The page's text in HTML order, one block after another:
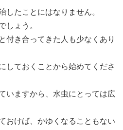
したことにはなりません。
しょう。
付き合ってきた人も少なくあり
しておくことから始めてくださ
いますから、水虫にとっては広
おけば、かゆくなることもない